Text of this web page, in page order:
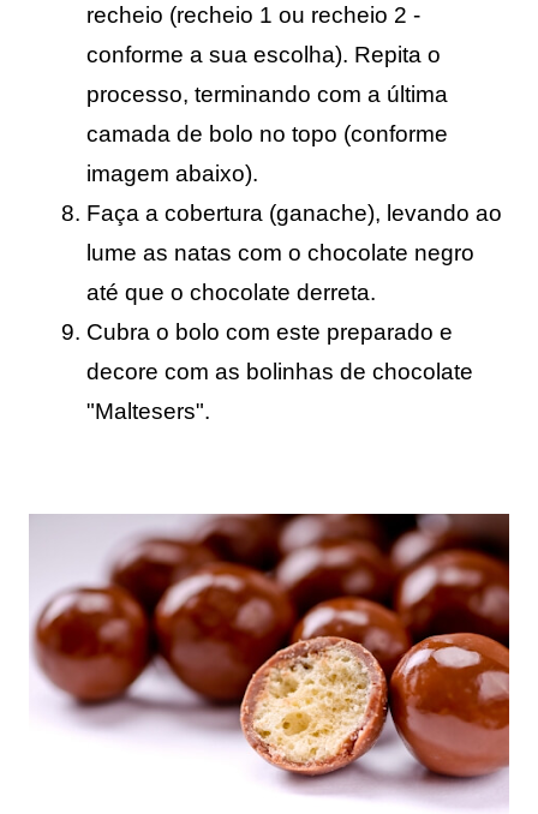
recheio (recheio 1 ou recheio 2 -
conforme a sua escolha). Repita o
processo, terminando com a última
camada de bolo no topo (conforme
imagem abaixo).
Faça a cobertura (ganache), levando ao
lume as natas com o chocolate negro
até que o chocolate derreta.
Cubra o bolo com este preparado e
decore com as bolinhas de chocolate
"Maltesers".